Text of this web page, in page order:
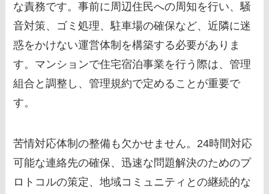
な責務です。事前に周辺住民への周知を行い、騒
音対策、ゴミ処理、駐車場の確保など、近隣に迷
惑をかけない運営体制を構築する必要がありま
す。マンションで住宅宿泊事業を行う際は、管理
組合と調整し、管理規約で定めることが重要で
す。
苦情対応体制の整備も欠かせません。24時間対応
可能な連絡先の確保、迅速な問題解決のためのプ
ロトコルの策定、地域コミュニティとの継続的な